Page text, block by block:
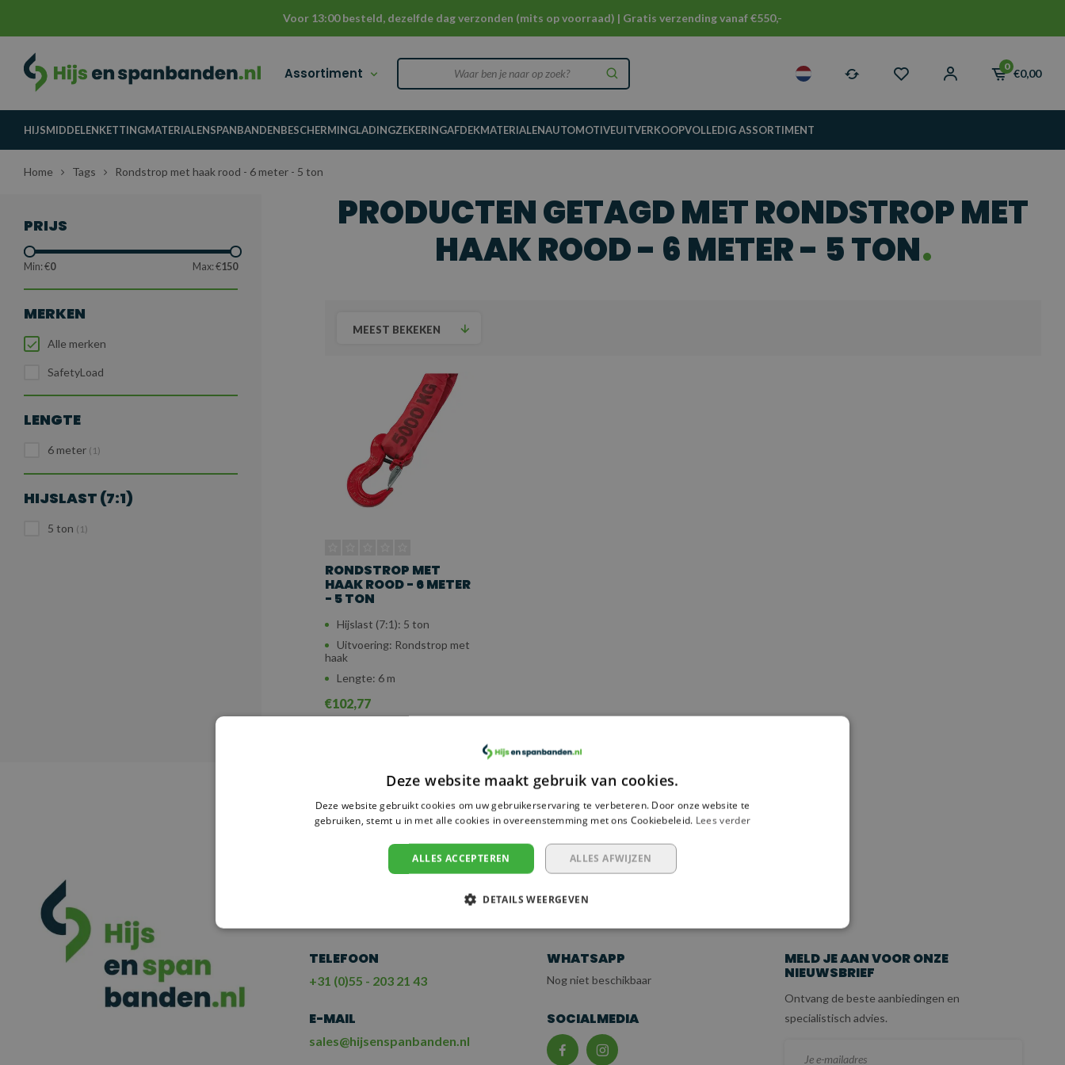
Voor 13:00 besteld, dezelfde dag verzonden (mits op voorraad) | Gratis verzending vanaf €550,-
Assortiment 0
€0,00
HIJSMIDDELENKETTINGMATERIALENSPANBANDENBESCHERMINGLADINGZEKERINGAFDEKMATERIALENAUTOMOTIVEUITVERKOOPVOLLEDIG ASSORTIMENT
Home Tags Rondstrop met haak rood - 6 meter - 5 ton
PRIJS
Min: €0 Max: €150
MERKEN
Alle merken
SafetyLoad
LENGTE
6 meter (1)
HIJSLAST (7:1)
5 ton (1)
PRODUCTEN GETAGD MET RONDSTROP MET
HAAK ROOD - 6 METER - 5 TON
MEEST BEKEKEN
RONDSTROP MET
HAAK ROOD - 6 METER
- 5 TON
Hijslast (7:1): 5 ton
Uitvoering: Rondstrop met
haak
Lengte: 6 m
€102,77
NEEM CONTACT OP
MET ONZE KLANTENSERVICE
TELEFOON
+31 (0)55 - 203 21 43
WHATSAPP
Nog niet beschikbaar
E-MAIL
sales@hijsenspanbanden.nl
SOCIALMEDIA
MELD JE AAN VOOR ONZE
NIEUWSBRIEF
Ontvang de beste aanbiedingen en
specialistisch advies.
Deze website maakt gebruik van cookies.
Deze website gebruikt cookies om uw gebruikerservaring te verbeteren. Door onze website te
gebruiken, stemt u in met alle cookies in overeenstemming met ons Cookiebeleid. Lees verder
ALLES ACCEPTEREN ALLES AFWIJZEN
DETAILS WEERGEVEN